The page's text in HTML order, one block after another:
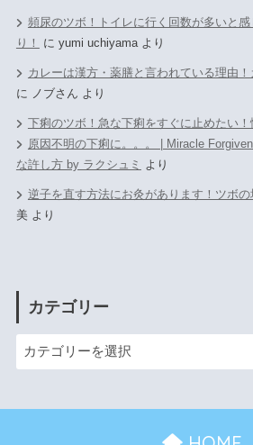
頻尿のツボ！トイレに行く回数が多いと
り！
に yumi uchiyamaより
カレーは漢方・薬膳と言われている理由！
に
ノブさん より
下痢のツボ！急な下痢をすぐに止めたい！
原因不明の下痢に。。。 | Miracle
な許し方 by ラクシュミ
より
逆子を直す方法にお灸があります！ツボの
美より
カテゴリー